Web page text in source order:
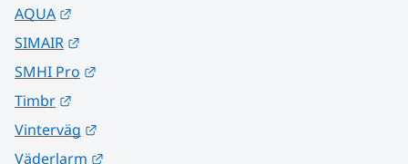
AQUA
SIMAIR
SMHI Pro
Timbr
Vinterväg
Väderlarm